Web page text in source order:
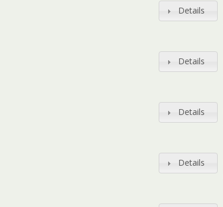
Details
Details
Details
Details